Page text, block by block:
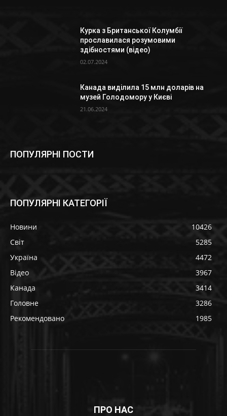
Курка з Британської Колумбії
прославилася розумовими
здібностями (відео)
02.07.2024
Канада виділила 15 млн доларів на
музей Голодомору у Києві
21.06.2024
ПОПУЛЯРНІ ПОСТИ
ПОПУЛЯРНІ КАТЕГОРІЇ
Новини
10426
Світ
5285
Україна
4472
Відео
3967
Канада
3414
Головне
3286
Рекомендовано
1985
ПРО НАС